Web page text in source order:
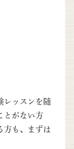
レッスンを随
とがない方
方も、まずは